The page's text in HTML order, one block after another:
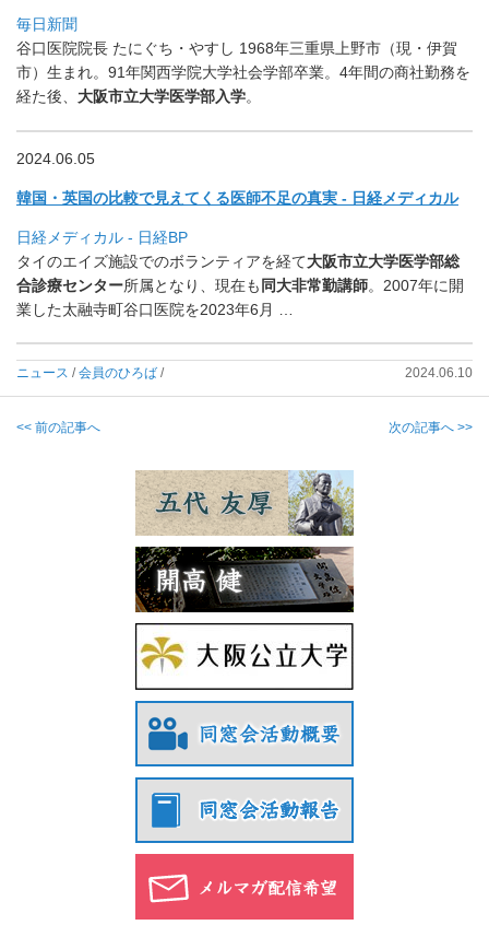
毎日新聞
谷口医院院長 たにぐち・やすし 1968年三重県上野市（現・伊賀
市）生まれ。 91年関西学院大学社会学部卒業。4年間の商社勤務を
経た後、 大阪市立大学医学部入学。
2024.06.05
韓国・英国の比較で見えてくる医師不足の真実 - 日経メディカル
日経メディカル - 日経BP
タイのエイズ施設でのボランティアを経て大阪市立大学医学部総
合診療センター所属となり、現在も同大非常勤講師。 2007年に開
業した太融寺町谷口医院を2023年6月 …
ニュース /会員のひろば / 2024.06.10
<< 前の記事へ 次の記事へ >>